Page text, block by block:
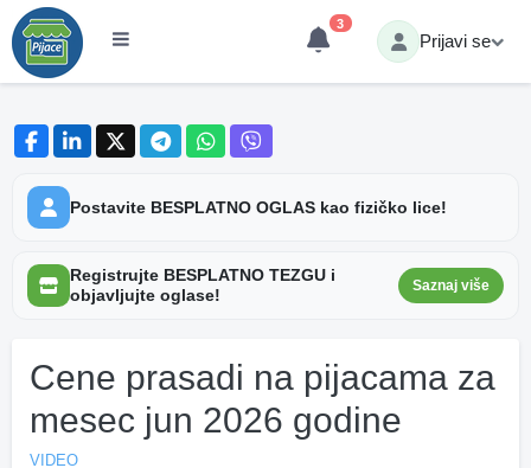
3
Prijavi se
Postavite BESPLATNO OGLAS kao fizičko lice!
Registrujte BESPLATNO TEZGU i
objavljujte oglase!
Saznaj više
Cene prasadi na pijacama za
mesec jun 2026 godine
VIDEO